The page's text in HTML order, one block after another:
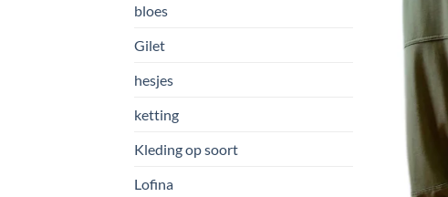
bloes
Gilet
hesjes
ketting
Kleding op soort
Lofina